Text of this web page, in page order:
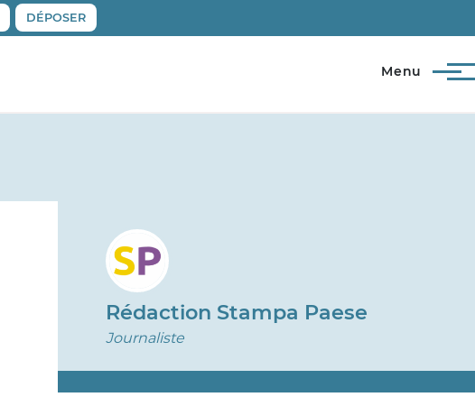
DÉPOSER
Menu
Rédaction Stampa Paese
Journaliste